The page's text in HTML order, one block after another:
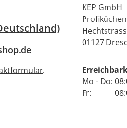
Fritteuse
bis
.
KEP GmbH
01127
Mo - Do:
Fr: 08:00